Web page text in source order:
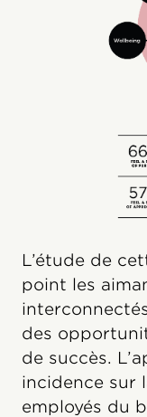
L’étude de
point les
des
de succès.
incidence sur
employés du